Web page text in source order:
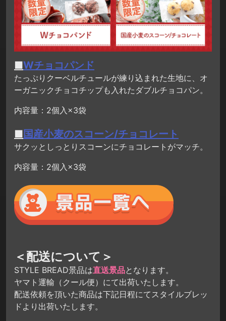
■Wチョコパンド
たっぷりクーベルチュールが練り込まれた生地に、オ
ーガニックチョコチップも入れたダブルチョコパン。
内容量：2個入×3袋
■国産小麦のスコーン/チョコレート
サクッとしっとりスコーンにチョコレートがマッチ。
内容量：2個入×3袋
＜配送について＞
STYLE BREAD景品は直送景品となります。
ヤマト運輸（クール便）にて出荷いたします。
配送依頼を頂いた商品は下記日程にてスタイルブレッ
ドより出荷いたします。